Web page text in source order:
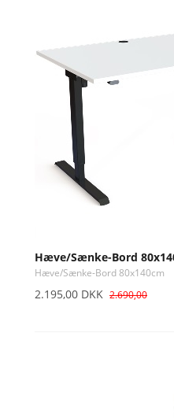
Hæve/Sænke-Bord
Hæve/Sænke-Bord 80x140cm
2.195,00 DKK 2.690,00